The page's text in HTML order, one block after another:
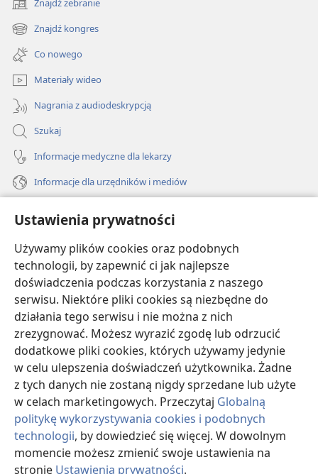
Ustawienia prywatności
Używamy plików cookies oraz podobnych
technologii, by zapewnić ci jak najlepsze
doświadczenia podczas korzystania z naszego
serwisu. Niektóre pliki cookies są niezbędne do
działania tego serwisu i nie można z nich
zrezygnować. Możesz wyrazić zgodę lub odrzucić
dodatkowe pliki cookies, których używamy jedynie
w celu ulepszenia doświadczeń użytkownika. Żadne
z tych danych nie zostaną nigdy sprzedane lub użyte
w celach marketingowych. Przeczytaj Globalną
politykę wykorzystywania cookies i podobnych
technologii, by dowiedzieć się więcej. W dowolnym
momencie możesz zmienić swoje ustawienia na
stronie Ustawienia prywatności.
Znajdź zebranie
(opens
new
window)
Znajdź kongres
(opens
new
window)
Co nowego
Materiały wideo
Nagrania z audiodeskrypcją
Szukaj
Informacje medyczne dla lekarzy
Informacje dla urzędników i mediów
Darowizny
(opens
new
window)BIBLIOTEKA INTERNETOWA Strażnicy
(opens
new
window)JW Hub
(opens
new
window)JW Library
Watchtower Library
Copyright© 2026 Watch Tower Bible and Tract Society of Pennsylvania.
WARUNKI UŻYTKOWANIA| POLITYKA PRYWATNOŚCI